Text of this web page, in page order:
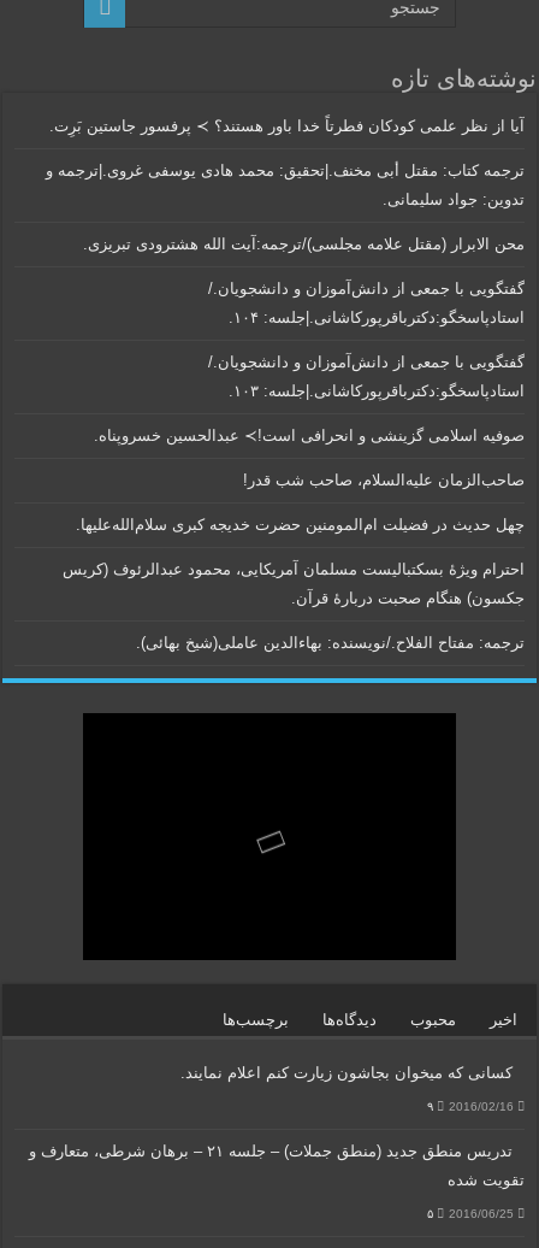
نوشته‌های تازه
آیا از نظر علمی کودکان فطرتاً خدا باور هستند؟ ≻ پرفسور جاستین بَرِت.
ترجمه کتاب: مقتل أبی مخنف.|تحقیق: محمد هادی یوسفی غروی.|ترجمه و
تدوین: جواد سلیمانی.
محن الابرار (مقتل علامه مجلسی)/ترجمه:آیت الله هشترودی تبریزی.
گفتگویی‌ با جمعی‌ از دانش‌آموزان‌ و دانشجویان./
استادپاسخگو:دکترباقر‌پورکاشانی.|جلسه: ۱۰۴.
گفتگویی‌ با جمعی‌ از دانش‌آموزان‌ و دانشجویان./
استادپاسخگو:دکترباقر‌پورکاشانی.|جلسه: ۱۰۳.
صوفیه اسلامی گزینشی و انحرافی است!≻ عبدالحسین خسروپناه.
صاحب‌الزمان علیه‌السلام، صاحب شب قدر!
چهل حدیث در فضیلت ام‌المومنین حضرت خدیجه کبری سلام‌الله‌علیها.
احترام ویژۀ بسکتبالیست مسلمان آمریکایی، محمود عبدالرئوف (کریس
جکسون) هنگام صحبت دربارۀ قرآن.
ترجمه: مفتاح الفلاح./نویسنده:‌ بهاء‌الدین عاملی‌(شیخ بهائی).
اخیر محبوب دیدگاه‌ها برچسب‌ها
کسانی که میخوان بجاشون زیارت کنم اعلام نمایند.
2016/02/16 ۹
تدریس منطق جدید (منطق جملات) – جلسه ۲۱ – برهان شرطی، متعارف و
تقویت شده
2016/06/25 ۵